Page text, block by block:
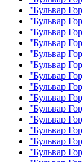
"Бульвар
"Бульвар
"Бульвар
"Бульвар
"Бульвар
"Бульвар
"Бульвар
"Бульвар
"Бульвар
"Бульвар
"Бульвар
"Бульвар
"Бульвар
"Бульвар